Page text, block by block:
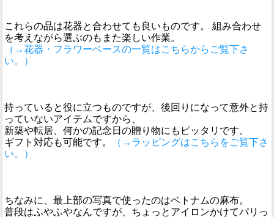
これらの品は花器と合わせても良いものです。 組み合わせ
を考えながら選ぶのもまた楽しい作業。
（→花器・フラワーベースの一覧はこちらからご覧下さ
い。）
持っていると役に立つものですが、後回りになって意外と持
っていないアイテムですから、
新築や転居、何かの記念日の贈り物にもピッタリです。
ギフト対応も可能です。
（→ラッピングはこちらをご覧下さ
い。）
ちなみに、最上部の写真で使ったのはベトナムの麻布。
普段はふやふやなんですが、ちょっとアイロンかけてパリっ